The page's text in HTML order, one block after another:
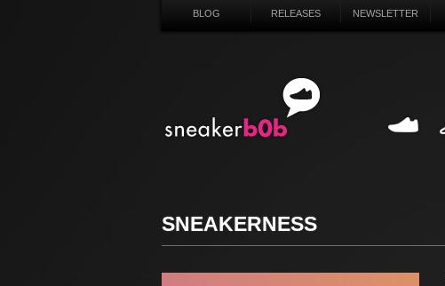
BLOG RELEASES NEWSLETTER
SNEAKERNESS